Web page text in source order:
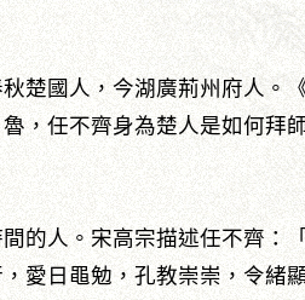
楚國人，今湖廣荊州府人。
，任不齊身為楚人是如何拜
的人。宋高宗描述任不齊：
愛日黽勉，孔教崇崇，令緒